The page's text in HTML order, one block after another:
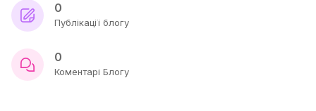
0
Публікації блогу
0
Коментарі Блогу